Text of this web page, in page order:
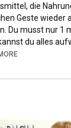
die
Geste wieder
Du musst nur 1
du alles
die
der Nahrung, so
teilen-